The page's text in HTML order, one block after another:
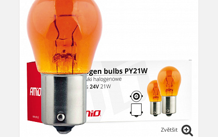
Zvětšit